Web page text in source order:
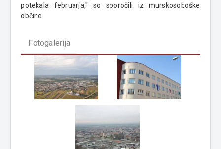
potekala februarja," so sporočili iz murskosoboške
občine.
Fotogalerija